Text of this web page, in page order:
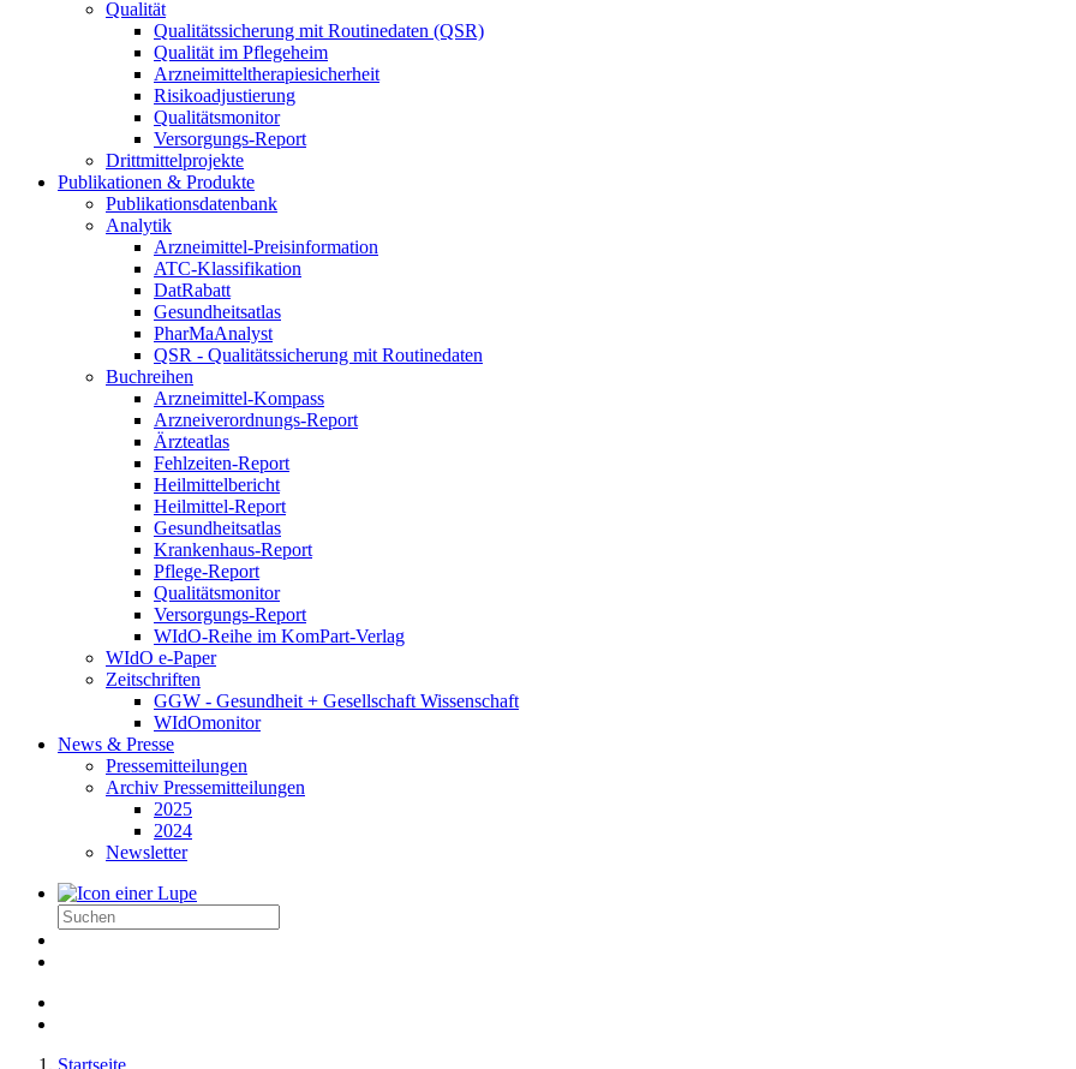
Qualität
Qualitätssicherung mit Routinedaten (QSR)
Qualität im Pflegeheim
Arzneimitteltherapiesicherheit
Risikoadjustierung
Qualitätsmonitor
Versorgungs-Report
Drittmittelprojekte
Publikationen & Produkte
Publikationsdatenbank
Analytik
Arzneimittel-Preisinformation
ATC-Klassifikation
DatRabatt
Gesundheitsatlas
PharMaAnalyst
QSR - Qualitätssicherung mit Routinedaten
Buchreihen
Arzneimittel-Kompass
Arzneiverordnungs-Report
Ärzteatlas
Fehlzeiten-Report
Heilmittelbericht
Heilmittel-Report
Gesundheitsatlas
Krankenhaus-Report
Pflege-Report
Qualitätsmonitor
Versorgungs-Report
WIdO-Reihe im KomPart-Verlag
WIdO e-Paper
Zeitschriften
GGW - Gesundheit + Gesellschaft Wissenschaft
WIdOmonitor
News & Presse
Pressemitteilungen
Archiv Pressemitteilungen
2025
2024
Newsletter
Startseite